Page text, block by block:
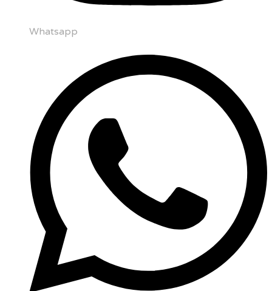
Whatsapp